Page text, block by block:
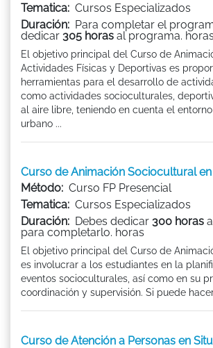
Tematica: Cursos Especializados
Duración: Para completar el
dedicar 305 horas al programa. horas
El objetivo principal del Curso de
Actividades Físicas y Deportivas es
herramientas para el desarrollo de
como actividades socioculturales,
al aire libre, teniendo en cuenta el
urbano ...
Curso de Animación Sociocultural en
Método: Curso FP Presencial
Tematica: Cursos Especializados
Duración: Debes dedicar 300 horas
para completarlo. horas
El objetivo principal del Curso de
es involucrar a los estudiantes en la
eventos socioculturales, así como en su
coordinación y supervisión. Si puede
Curso de Atención a Personas en